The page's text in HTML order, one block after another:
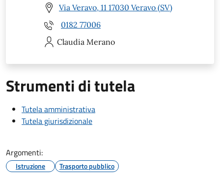
Via Veravo, 11 17030 Veravo (SV)
0182 77006
Claudia Merano
Strumenti di tutela
Tutela amministrativa
Tutela giurisdizionale
Argomenti:
Istruzione Trasporto pubblico